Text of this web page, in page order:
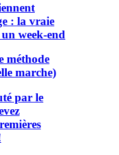
: la vraie
week-end
méthode
marche)
par le